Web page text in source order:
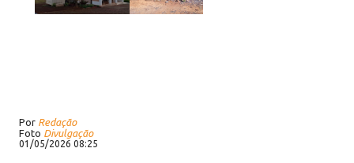
Por Redação
Foto Divulgação
01/05/2026 08:25